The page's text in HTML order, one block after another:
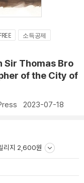
소득공제
Sir Thomas Bro
of the City of
2023-07-18
리지 2,600원